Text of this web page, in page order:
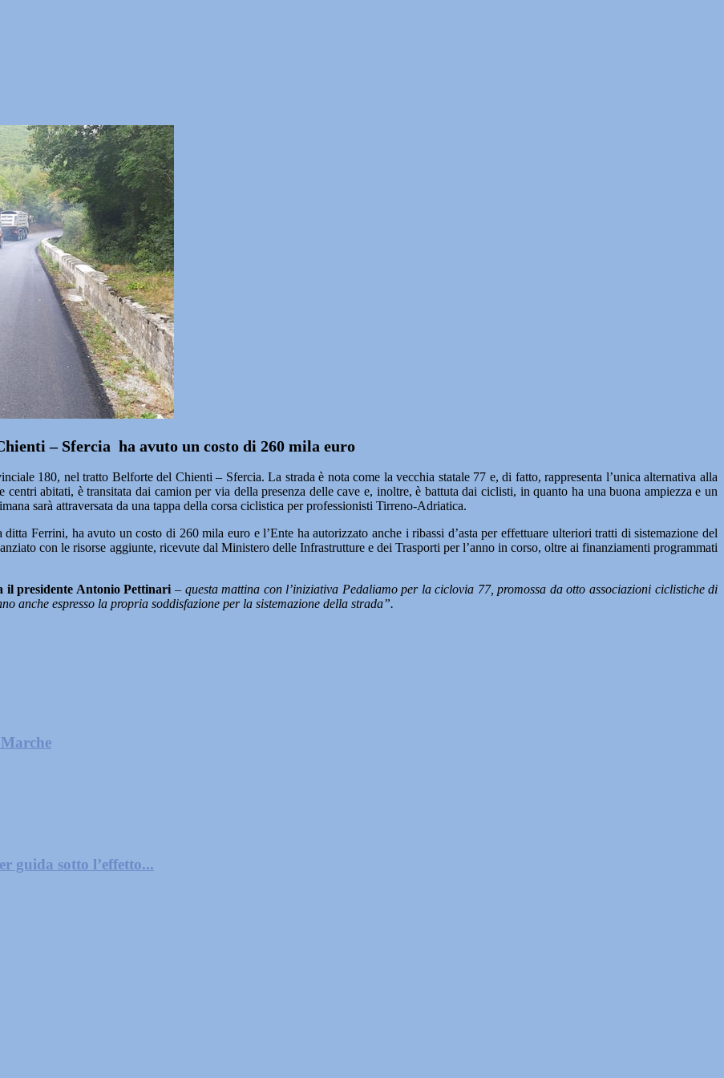
– Sfercia ha avuto un costo di 260 mila euro
180, nel tratto Belforte del Chienti – Sfercia. La strada è nota come la vecchia statale 77 e, di fatto, rappresenta l’unica alternativa alla
centri abitati, è transitata dai camion per via della presenza delle cave e, inoltre, è battuta dai ciclisti, in quanto ha una buona ampiezza e un
sarà attraversata da una tappa della corsa ciclistica per professionisti Tirreno-Adriatica.
Ferrini, ha avuto un costo di 260 mila euro e l’Ente ha autorizzato anche i ribassi d’asta per effettuare ulteriori tratti di sistemazione del
con le risorse aggiunte, ricevute dal Ministero delle Infrastrutture e dei Trasporti per l’anno in corso, oltre ai finanziamenti programmati
il presidente Antonio Pettinari – questa mattina con l’iniziativa Pedaliamo per la ciclovia 77, promossa da otto associazioni ciclistiche di
anche espresso la propria soddisfazione per la sistemazione della strada”.
guida sotto l’effetto...